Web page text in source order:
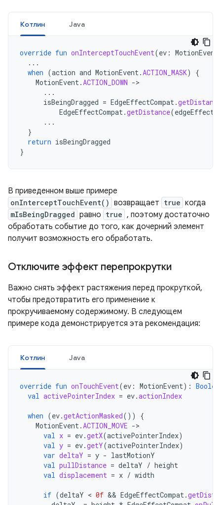
Котлин Java
override fun onInterceptTouchEvent(ev : MotionEvent
...
when (action and MotionEvent.ACTION_MASK)
{
MotionEvent.ACTION_DOWN ->
...
isBeingDragged = EdgeEffectCompat.getDistance
EdgeEffectCompat.getDistance(
...
}
return isBeingDragged
}
В приведенном выше примере
onInterceptTouchEvent() возвращает true когда
mIsBeingDragged равно true , поэтому достаточно
обработать событие до того, как дочерний элемент
получит возможность его обработать.
Отключите эффект перепрокрутки
Важно снять эффект растяжения перед прокруткой,
чтобы предотвратить его применение к
прокручиваемому содержимому. В следующем
примере кода демонстрируется эта рекомендация:
Котлин Java
override fun onTouchEvent(ev : MotionEvent):
val activePointerIndex = ev.actionIndex
when (ev.getActionMasked())
{
MotionEvent.ACTION_MOVE ->
val x = ev.getX(activePointerIndex)
val y = ev.getY(activePointerIndex)
var deltaY = y - lastMotionY
val pullDistance = deltaY / height
val displacement = x / width
if (deltaY < 0f && EdgeEffectCompat.